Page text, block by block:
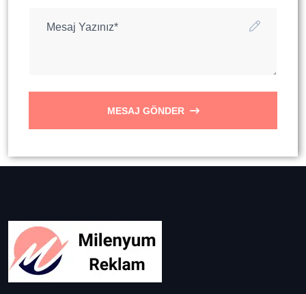
MESAJ GÖNDER